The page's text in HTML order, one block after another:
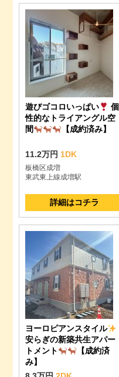
遊びゴコロいっぱい
個
性的なトライアングル空
間
【成約済み】
11.2万円1DK
板橋区成増
東武東上線成増駅
詳細はコチラ
ヨーロピアンスタイル
安らぎの新築共生アパー
トメント
【成約済
み】